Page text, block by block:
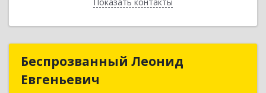
Беспрозванный Леонид
Евгеньевич
Беспрозванный Леонид